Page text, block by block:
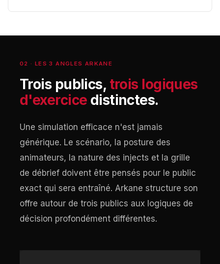
02 · LES 3 ANGLES ARKANE
Trois publics, trois logiques
d'exercice distinctes.
Une simulation efficace n'est jamais
générique. Le scénario, la posture des
animateurs, la nature des injects et la grille
de débrief doivent être pensés pour le public
exact qui sera entraîné. Arkane structure son
offre autour de trois publics aux logiques de
décision profondément différentes.